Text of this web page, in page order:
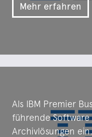
Mehr erfahren
Als IBM Premier
führende
Archivlösungen ein.